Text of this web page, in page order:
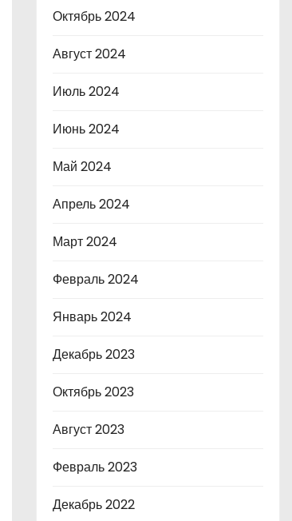
Октябрь 2024
Август 2024
Июль 2024
Июнь 2024
Май 2024
Апрель 2024
Март 2024
Февраль 2024
Январь 2024
Декабрь 2023
Октябрь 2023
Август 2023
Февраль 2023
Декабрь 2022